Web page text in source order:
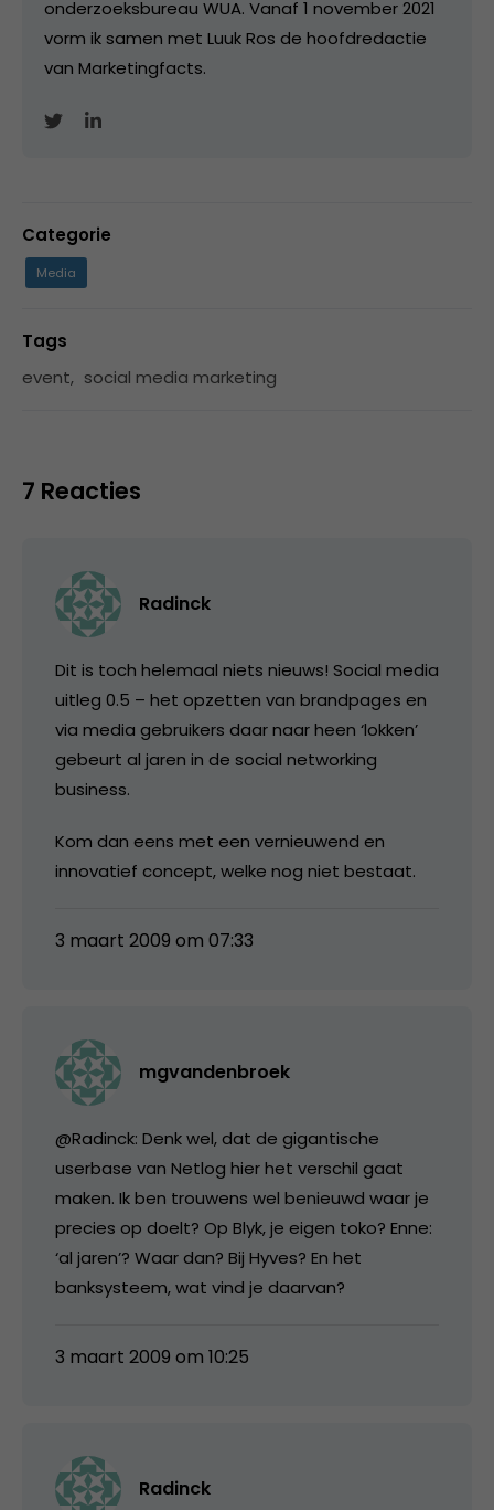
onderzoeksbureau WUA. Vanaf 1 november 2021
vorm ik samen met Luuk Ros de hoofdredactie
van Marketingfacts.
Categorie
Media
Tags
event, social media marketing
7 Reacties
Radinck
Dit is toch helemaal niets nieuws! Social media
uitleg 0.5 – het opzetten van brandpages en
via media gebruikers daar naar heen ‘lokken’
gebeurt al jaren in de social networking
business.
Kom dan eens met een vernieuwend en
innovatief concept, welke nog niet bestaat.
3 maart 2009 om 07:33
mgvandenbroek
@Radinck: Denk wel, dat de gigantische
userbase van Netlog hier het verschil gaat
maken. Ik ben trouwens wel benieuwd waar je
precies op doelt? Op Blyk, je eigen toko? Enne:
‘al jaren’? Waar dan? Bij Hyves? En het
banksysteem, wat vind je daarvan?
3 maart 2009 om 10:25
Radinck